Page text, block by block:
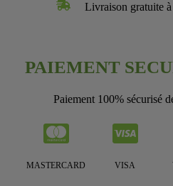
Livraison gratuite
PAIEMENT
Paiement 100% sécurisé
MASTERCARD VISA